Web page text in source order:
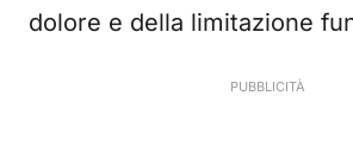
dolore e della limitazione